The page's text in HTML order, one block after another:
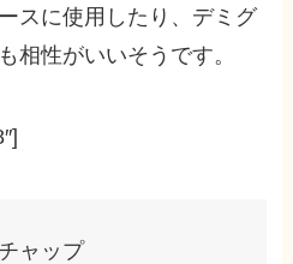
スに使用したり、デミグ
相性がいいそうです。
ャップ